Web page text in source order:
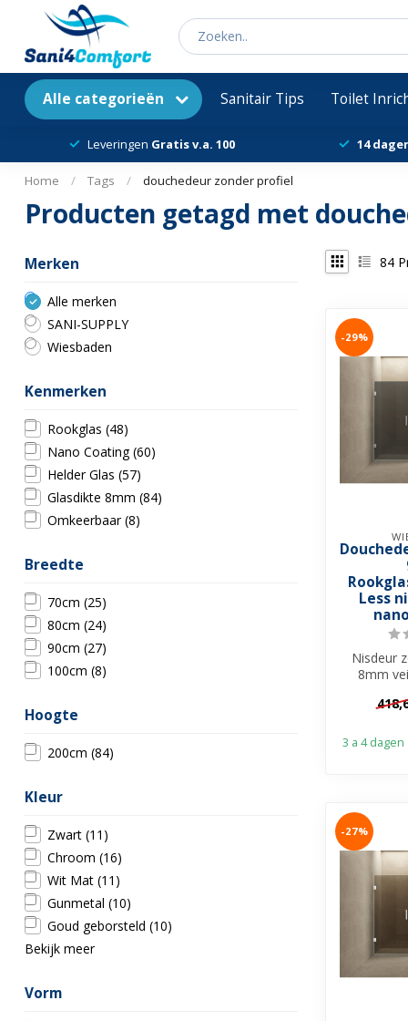
Alle categorieën Sanitair Tips Toilet
Leveringen Gratis v.a. 100 14
Home / Tags / douchedeur zonder profiel
Producten getagd met
Merken
Alle merken
SANI-SUPPLY
Wiesbaden
Kenmerken
Rookglas (48)
Nano Coating(60)
Helder Glas (57)
Glasdikte 8mm (84)
Omkeerbaar(8)
Breedte
70cm (25)
80cm (24)
90cm (27)
100cm (8)
Hoogte
200cm (84)
Kleur
Zwart (11)
Chroom (16)
Wit Mat (11)
Gunmetal (10)
Goud geborsteld (10)
Bekijk meer
Vorm
84
-29%
Less
Nisdeur
8mm
✓
3 a 4 dagen
-27%